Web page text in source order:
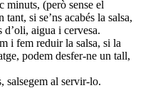
minuts, (però sense el
si se’ns acabés la salsa,
aigua i cervesa.
i fem reduir la salsa, si la
podem desfer-ne un tall,
salsegem al servir-lo.